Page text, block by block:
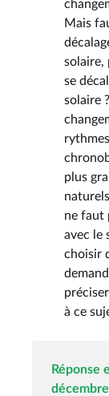
Mais
solaire,
se
solaire
plus
ne faut
avec le
choisir
à ce
Réponse